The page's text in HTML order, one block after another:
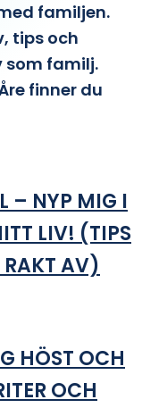
familjen.
tips och
familj.
finner du
– NYP MIG I
LIV! (TIPS
RAKT AV)
HÖST OCH
OCH